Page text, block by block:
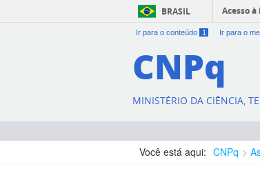
BRASIL Acesso
Ir para o conteúdo 1 Ir para o
CNPq
MINISTÉRIO DA CIÊNCIA,
Você está aqui: CNPq